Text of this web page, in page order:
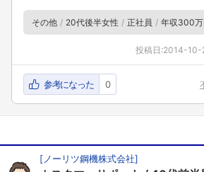
その他 20代後半女性 正社員 年収300万
投稿日:2014-10-
参考になった 0
[ ノーリツ鋼機株式会社]